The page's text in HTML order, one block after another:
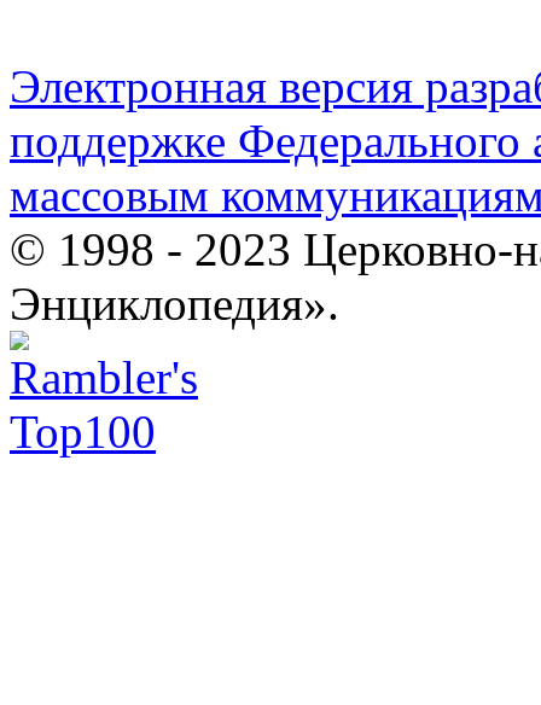
Электронная версия
поддержке Федерального
массовым
© 1998 - 2023 Церковно-
Энциклопедия».